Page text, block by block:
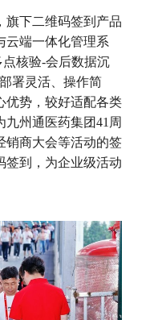
旗下二维码签到产品
云端一体化管理系
核验-会后数据沉
署灵活、操作简
优势，较好适配各类
州通医药集团41周
销商大会等活动的签
签到，为企业级活动